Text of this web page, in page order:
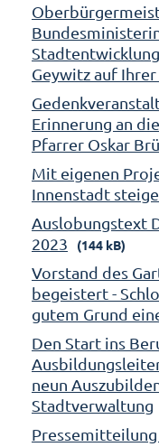
Geywitz auf
Erinnerung an
Pfarrer Oskar
Mit eigenen
Innenstadt
Auslobungstext
2023
(144 kB)
Vorstand des
begeistert -
gutem Grund
Den Start ins
neun
Stadtverwaltung